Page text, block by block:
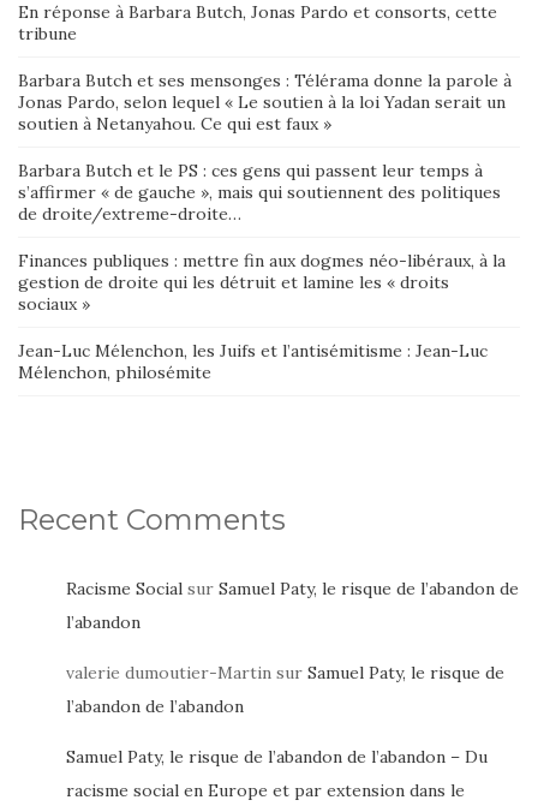
En réponse à Barbara Butch, Jonas Pardo et consorts, cette
tribune
Barbara Butch et ses mensonges : Télérama donne la parole à
Jonas Pardo, selon lequel « Le soutien à la loi Yadan serait un
soutien à Netanyahou. Ce qui est faux »
Barbara Butch et le PS : ces gens qui passent leur temps à
s’affirmer « de gauche », mais qui soutiennent des politiques
de droite/extreme-droite…
Finances publiques : mettre fin aux dogmes néo-libéraux, à la
gestion de droite qui les détruit et lamine les « droits
sociaux »
Jean-Luc Mélenchon, les Juifs et l’antisémitisme : Jean-Luc
Mélenchon, philosémite
Recent Comments
Racisme Social sur Samuel Paty, le risque de l’abandon de
l’abandon
valerie dumoutier-Martin sur Samuel Paty, le risque de
l’abandon de l’abandon
Samuel Paty, le risque de l’abandon de l’abandon – Du
racisme social en Europe et par extension dans le